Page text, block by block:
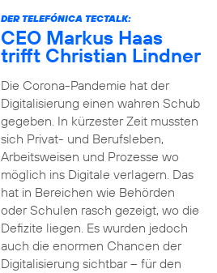
DER TELEFÓNICA TECTALK:
CEO Markus Haas
trifft Christian Lindner
Die Corona-Pandemie hat der
Digitalisierung einen wahren Schub
gegeben. In kürzester Zeit mussten
sich Privat- und Berufsleben,
Arbeitsweisen und Prozesse wo
möglich ins Digitale verlagern. Das
hat in Bereichen wie Behörden
oder Schulen rasch gezeigt, wo die
Defizite liegen. Es wurden jedoch
auch die enormen Chancen der
Digitalisierung sichtbar – für den